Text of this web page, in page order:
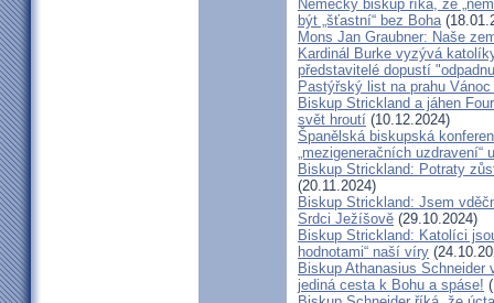
Německý biskup říká, že
být „šťastní“ bez Boha
Mons Jan Graubner: Naše
Kardinál Burke vyzývá
představitelé dopustí
Pastýřský list na prahu
Biskup Strickland a jáhen
svět hroutí (10.12.2024)
Španělská biskupská
„mezigeneračních
Biskup Strickland: Potraty
(20.11.2024)
Biskup Strickland: Jsem
Srdci Ježíšově (29.10.2024)
Biskup Strickland: Katolíci
hodnotami“ naší víry
Biskup Athanasius
jediná cesta k Bohu a spáse!